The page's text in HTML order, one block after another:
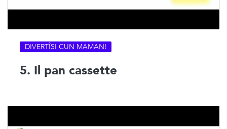
DIVERTÎSI CUN MAMAN!
5. Il pan cassette